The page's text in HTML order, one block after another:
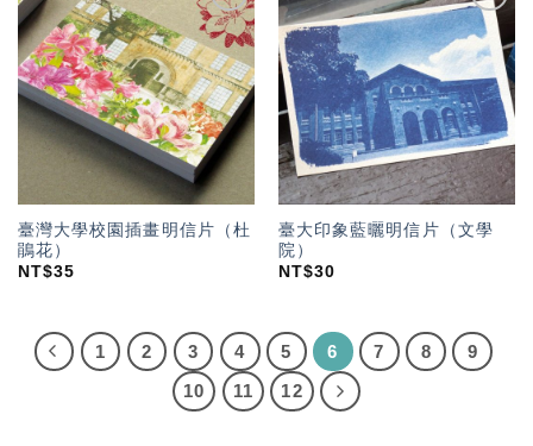
加入
「願
望輕
單」
臺灣大學校園插畫明信片（杜
鵑花）
NT$35
加入
「願
望輕
單」
臺大印象藍曬明信片（文學
院）
NT$30
1 2 3 4 5 6 7 8
9
10
11 12